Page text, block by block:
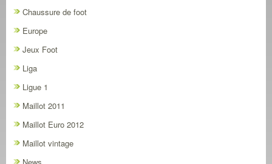
Chaussure de foot
Europe
Jeux Foot
Liga
Ligue 1
Maillot 2011
Maillot Euro 2012
Maillot vintage